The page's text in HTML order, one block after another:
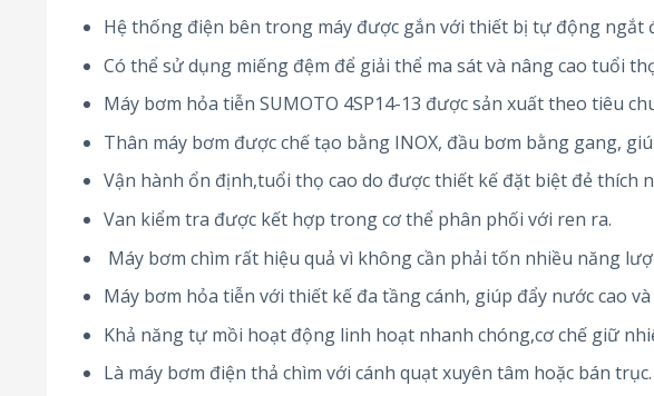
Hệ thống điện bên trong máy được gắn với thiết bị tự động ngắt
Có thể sử dụng miếng đệm để giải thể ma sát và nâng cao tuổi
Máy bơm hỏa tiễn SUMOTO 4SP14-13 được sản xuất theo tiêu
Thân máy bơm được chế tạo bằng INOX, đầu bơm bằng gang,
Vận hành ổn định,tuổi thọ cao do được thiết kế đặt biệt đẻ thích
Van kiểm tra được kết hợp trong cơ thể phân phối với ren ra.
Máy bơm chìm rất hiệu quả vì không cần phải tốn nhiều năng
Máy bơm hỏa tiễn với thiết kế đa tầng cánh, giúp đẩy nước cao
Khả năng tự mồi hoạt động linh hoạt nhanh chóng,cơ chế giữ
Là máy bơm điện thả chìm với cánh quạt xuyên tâm hoặc bán trục.